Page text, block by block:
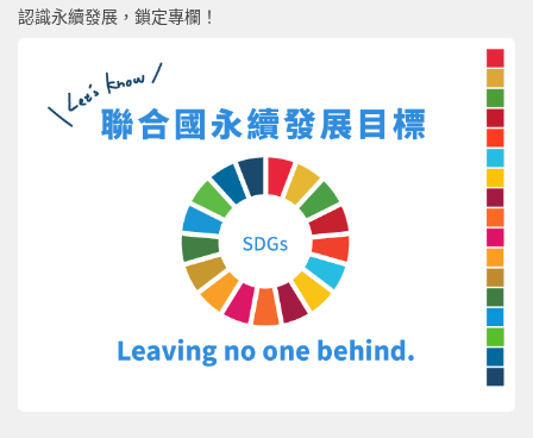
認識永續發展，鎖定專欄！